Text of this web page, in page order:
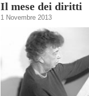
Il mese dei diritti
1 Novembre 2013